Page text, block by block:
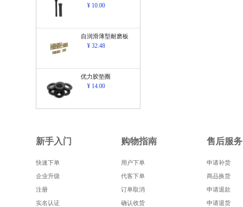
¥ 10.00
自润滑薄型耐磨板
¥ 32.48
优力胶垫圈
¥ 14.00
新手入门
快速下单
企业升级
注册
实名认证
购物指南
用户下单
代客下单
订单取消
确认收货
售后服务
申请补货
商品换货
申请退款
申请退货